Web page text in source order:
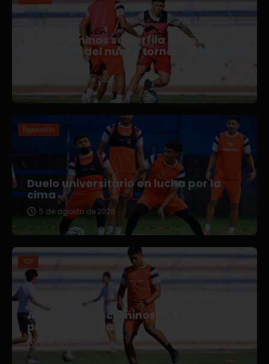
Correcaminos se perfila para el
arranque del nuevo torneo en Liga
5 de agosto de 2026
Expansión
Duelo universitario en lucha por la
cima
5 de agosto de 2026
TDP
Afianza Correcaminos TDP su
pretemporada
3 de agosto de 2026